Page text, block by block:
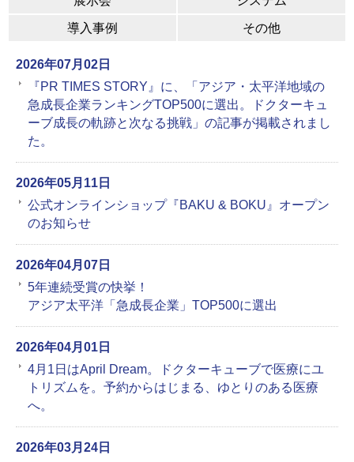
導入事例 その他
2026年07月02日
『PR TIMES STORY』に、「アジア・太平洋地域の
急成長企業ランキングTOP500に選出。ドクターキュ
ーブ成長の軌跡と次なる挑戦」の記事が掲載されまし
た。
2026年05月11日
公式オンラインショップ『BAKU & BOKU』オープン
のお知らせ
2026年04月07日
5年連続受賞の快挙！
アジア太平洋「急成長企業」TOP500に選出
2026年04月01日
4月1日はApril Dream。ドクターキューブで医療にユ
トリズムを。予約からはじまる、ゆとりのある医療
へ。
2026年03月24日